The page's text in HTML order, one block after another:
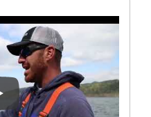
NA JERKBAIT -